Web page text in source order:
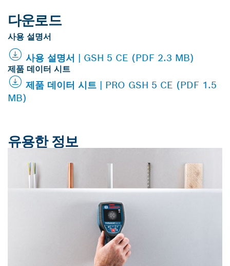
다운로드
사용 설명서
사용 설명서 | GSH 5 CE (PDF 2.3 MB)
제품 데이터 시트
제품 데이터 시트 | PRO GSH 5 CE (PDF 1.5
MB)
유용한 정보